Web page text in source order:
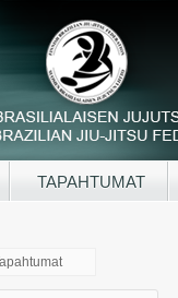
TAPAHTUMAT